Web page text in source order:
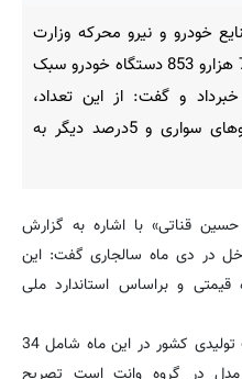
خودرو و نیرو محرکه وزارت
صنعت،‌معدن و تجارت از تولید 79 هزارو 853 دستگاه خودرو سبک
و گفت: از این تعداد،
95درصد حجم تولیدات به خودروهای سواری و 5درصد دیگر به
قناتی» با اشاره به گزارش
در دی ماه سالجاری گفت: این
و براساس استاندارد ملی
وی با اشاره به اینکه خودروهای سبک تولیدی کشور در این ماه شامل 34